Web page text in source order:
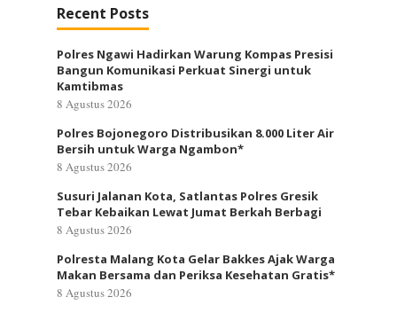
Recent Posts
Polres Ngawi Hadirkan Warung Kompas Presisi
Bangun Komunikasi Perkuat Sinergi untuk
Kamtibmas
8 Agustus 2026
Polres Bojonegoro Distribusikan 8.000 Liter Air
Bersih untuk Warga Ngambon*
8 Agustus 2026
Susuri Jalanan Kota, Satlantas Polres Gresik
Tebar Kebaikan Lewat Jumat Berkah Berbagi
8 Agustus 2026
Polresta Malang Kota Gelar Bakkes Ajak Warga
Makan Bersama dan Periksa Kesehatan Gratis*
8 Agustus 2026